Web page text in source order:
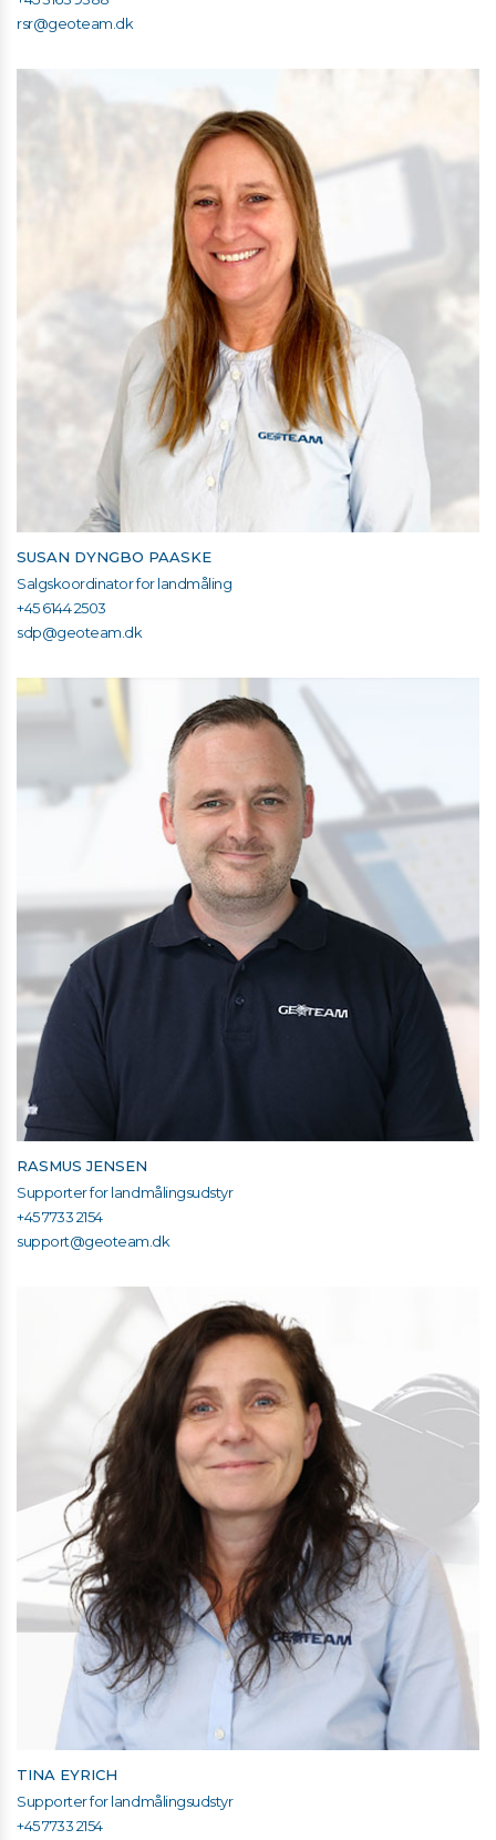
rsr@geoteam.dk
SUSAN DYNGBO PAASKE
Salgskoordinator for landmåling
+45 6144 2503
sdp@geoteam.dk
RASMUS JENSEN
Supporter for landmålingsudstyr
+45 7733 2154
support@geoteam.dk
TINA EYRICH
Supporter for landmålingsudstyr
+45 7733 2154